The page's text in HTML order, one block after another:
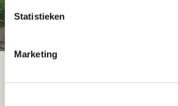
Statistieken
Marketing